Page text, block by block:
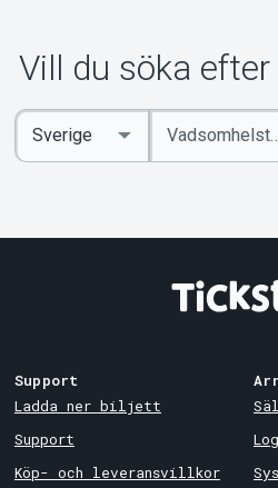
Vill du söka
Ange
sökord
Select
Country
Support
Ladda ner biljett
Support
Köp- och leveransvillkor